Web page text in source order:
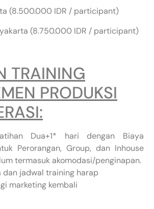
(8.500.000 IDR / participant)
(8.750.000 IDR / participant)
TRAINING
PRODUKSI
Dua+1* hari dengan Biaya
Perorangan, Group, dan Inhouse
termasuk akomodasi/penginapan.
dan jadwal training harap
marketing kembali